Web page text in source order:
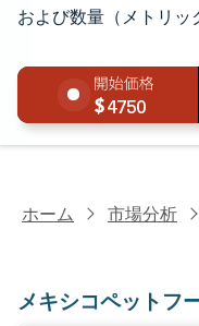
および数量（メトリッ
4750
ホーム 市場分析
メキシコペットフ